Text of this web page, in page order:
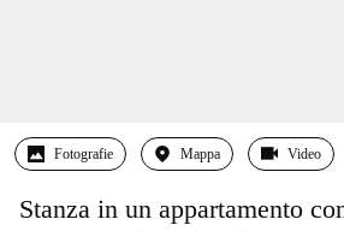
Fotografie Mappa Video
Stanza in un appartamento